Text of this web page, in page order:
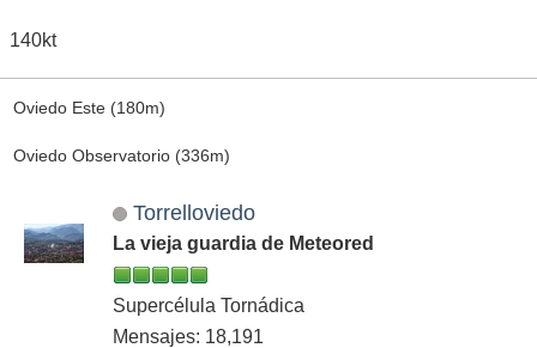
140kt
Oviedo Este (180m)
Oviedo Observatorio (336m)
Torrelloviedo
La vieja guardia de Meteored
Supercélula Tornádica
Mensajes: 18,191